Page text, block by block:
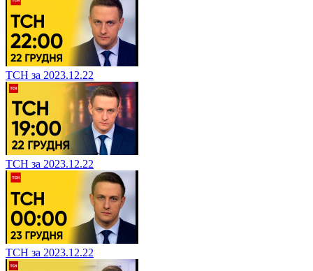
ТСН за 2023.12.22
ТСН за 2023.12.22
ТСН за 2023.12.22